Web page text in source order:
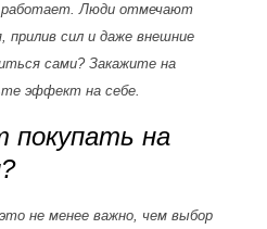
работает. Люди отмечают
прилив сил и даже внешние
сами? Закажите на
эффект на себе.
покупать на
не менее важно, чем выбор